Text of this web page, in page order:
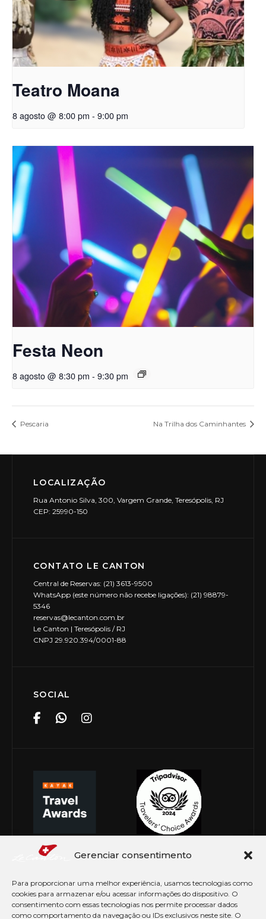
Gerenciar consentimento
Para proporcionar uma melhor experiência, usamos tecnologias como
cookies para armazenar e/ou acessar informações do dispositivo. O
consentimento com essas tecnologias nos permite processar dados
como comportamento da navegação ou IDs exclusivos neste site. O
Teatro Moana
8 agosto @ 8:00 pm - 9:00 pm
Festa Neon
8 agosto @ 8:30 pm - 9:30 pm
Pescaria Na Trilha dos Caminhantes
LOCALIZAÇÃO
Rua Antonio Silva, 300, Vargem Grande, Teresópolis, RJ
CEP: 25990-150
CONTATO LE CANTON
Central de Reservas: (21) 3613-9500
WhatsApp (este número não recebe ligações): (21) 98879-
5346
reservas@lecanton.com.br
Le Canton | Teresópolis / RJ
CNPJ 29.920.394/0001-88
SOCIAL